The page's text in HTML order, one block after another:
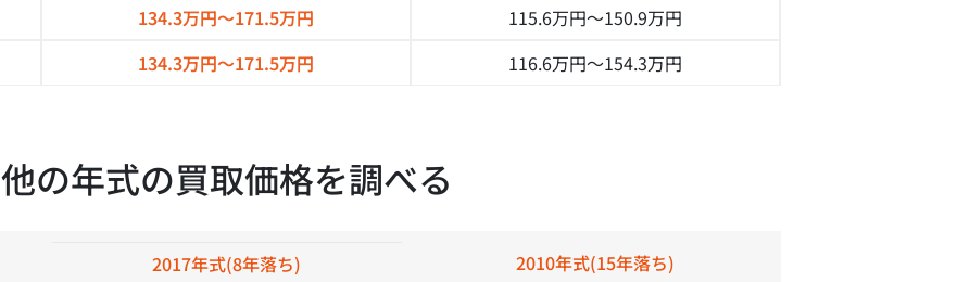
134.3万円～171.5万円 115.6万円～150.9万円
134.3万円～171.5万円 116.6万円～154.3万円
他の年式の買取価格を調べる
2017年式(8年落ち)
2010年式(15年落ち)